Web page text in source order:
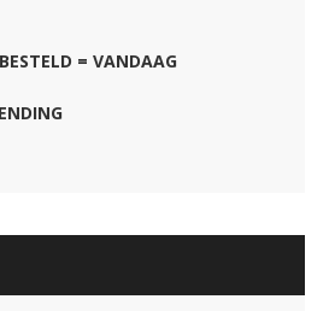
= VANDAAG